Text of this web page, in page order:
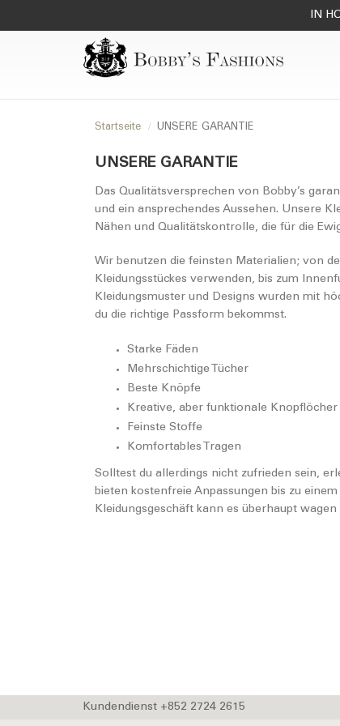
IN
Startseite UNSERE GARANTIE
UNSERE GARANTIE
Das Qualitätsversprechen von Bobby’s
und ein ansprechendes Aussehen. Unsere
Nähen und Qualitätskontrolle, die für die
Wir benutzen die feinsten Materialien; von
Kleidungsstückes verwenden, bis zum
Kleidungsmuster und Designs wurden mit
du die richtige Passform bekommst.
Starke Fäden
Mehrschichtige Tücher
Beste Knöpfe
Kreative, aber funktionale Knopflöcher
Feinste Stoffe
Komfortables Tragen
Solltest du allerdings nicht zufrieden sein,
bieten kostenfreie Anpassungen bis zu
Kleidungsgeschäft kann es überhaupt
Kundendienst +852 2724 2615